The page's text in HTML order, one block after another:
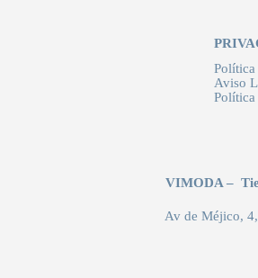
Política
Aviso
Política
VIMODA –
Av de Méjico,